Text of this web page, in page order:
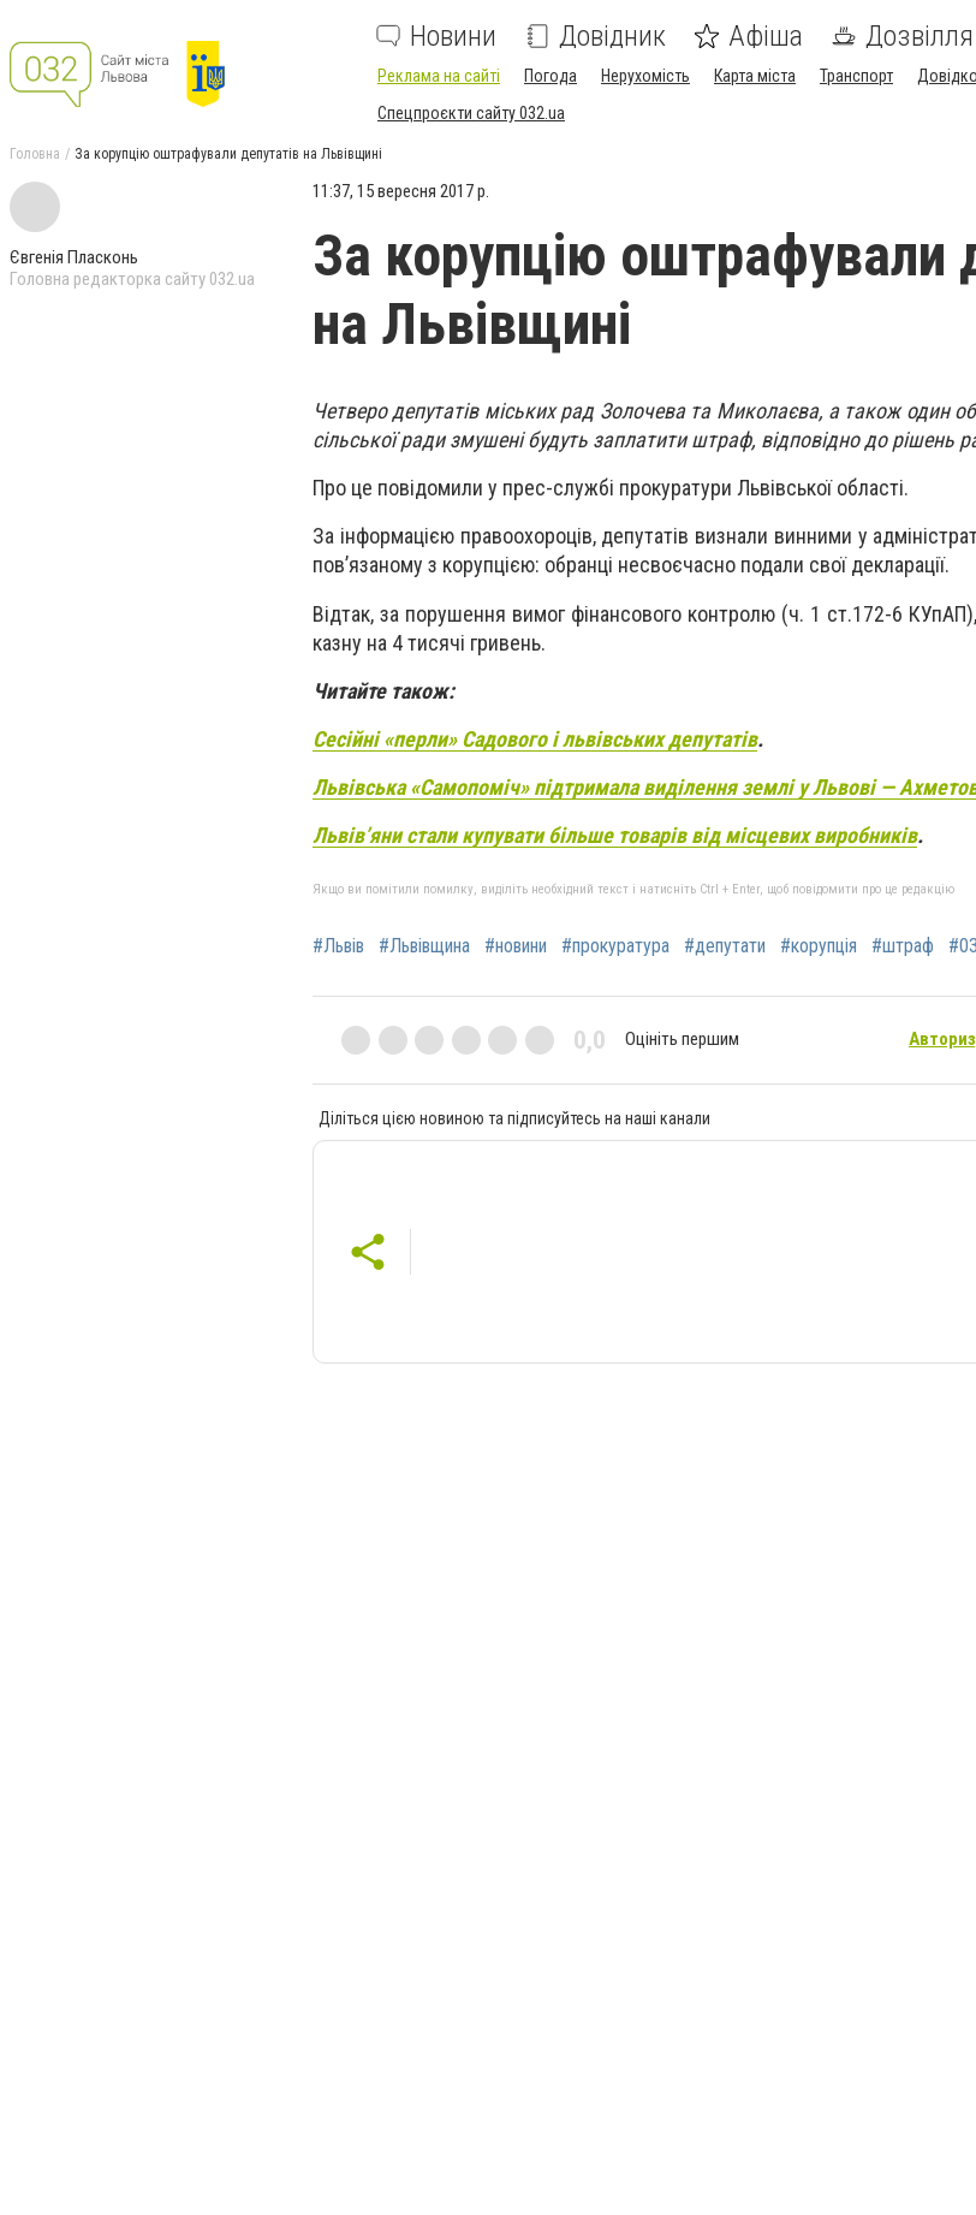
Новини Довідник Афіша Дозвілля
Реклама на сайті Погода Нерухомість Карта міста Транспорт
Спецпроєкти сайту 032.ua
Головна За корупцію оштрафували депутатів на Львівщині
Євгенія Пласконь
Головна редакторка сайту 032.ua
11:37, 15 вересня 2017 р.
За корупцію оштрафували
на Львівщині
Четверо депутатів міських рад Золочева та Миколаєва, а також один
сільської ради змушені будуть заплатити штраф, відповідно до рішень
Про це повідомили у прес-службі прокуратури Львівської області.
За інформацією правоохороців, депутатів визнали винними у
пов’язаному з корупцією: обранці несвоєчасно подали свої декларації.
Відтак, за порушення вимог фінансового контролю (ч. 1 ст.172-6
казну на 4 тисячі гривень.
Читайте також:
Сесійні «перли» Садового і львівських депутатів.
Львівська «Самопоміч» підтримала виділення землі у Львові —
Львів’яни стали купувати більше товарів від місцевих виробників.
Якщо ви помітили помилку, виділіть необхідний текст і натисніть Ctrl + Enter, щоб повідомити про це редакцію
#Львів #Львівщина #новини #прокуратура #депутати #корупція #штраф
0,0 Оцініть першим
Діліться цією новиною та підписуйтесь на наші канали